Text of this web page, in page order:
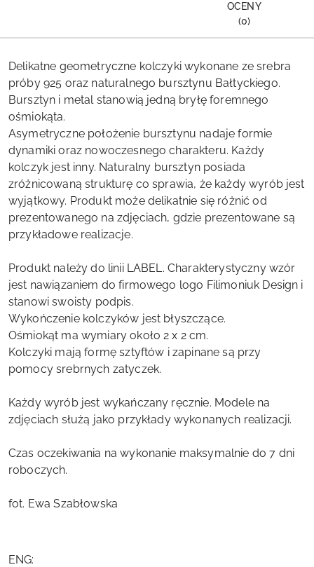
OCENY
(0)
Delikatne geometryczne kolczyki wykonane ze srebra
próby 925 oraz naturalnego bursztynu Bałtyckiego.
Bursztyn i metal stanowią jedną bryłę foremnego
ośmiokąta.
Asymetryczne położenie bursztynu nadaje formie
dynamiki oraz nowoczesnego charakteru. Każdy
kolczyk jest inny. Naturalny bursztyn posiada
zróżnicowaną strukturę co sprawia, że każdy wyrób jest
wyjątkowy. Produkt może delikatnie się różnić od
prezentowanego na zdjęciach, gdzie prezentowane są
przykładowe realizacje.
Produkt należy do linii LABEL. Charakterystyczny wzór
jest nawiązaniem do firmowego logo Filimoniuk Design i
stanowi swoisty podpis.
Wykończenie kolczyków jest błyszczące.
Ośmiokąt ma wymiary około 2 x 2 cm.
Kolczyki mają formę sztyftów i zapinane są przy
pomocy srebrnych zatyczek.
Każdy wyrób jest wykańczany ręcznie. Modele na
zdjęciach służą jako przykłady wykonanych realizacji.
Czas oczekiwania na wykonanie maksymalnie do 7 dni
roboczych.
fot. Ewa Szabłowska
ENG: